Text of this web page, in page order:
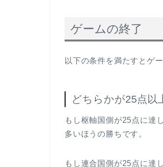
ゲームの終了
以下の条件を満たすとゲ
どちらかが25点以
もし枢軸国側が25点に達
多いほうの勝ちです。
もし連合国側が25点に達